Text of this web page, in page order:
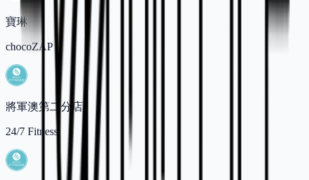
寶琳
chocoZAP
將軍澳第二分店
24/7 Fitness